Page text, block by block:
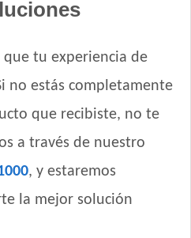
que tu experiencia de
no estás completamente
que recibiste, no te
a través de nuestro
, y estaremos
la mejor solución